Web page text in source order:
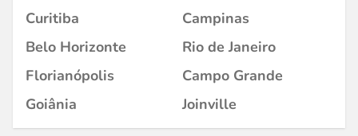
Curitiba
Campinas
Belo Horizonte
Rio de Janeiro
Florianópolis
Campo Grande
Goiânia
Joinville